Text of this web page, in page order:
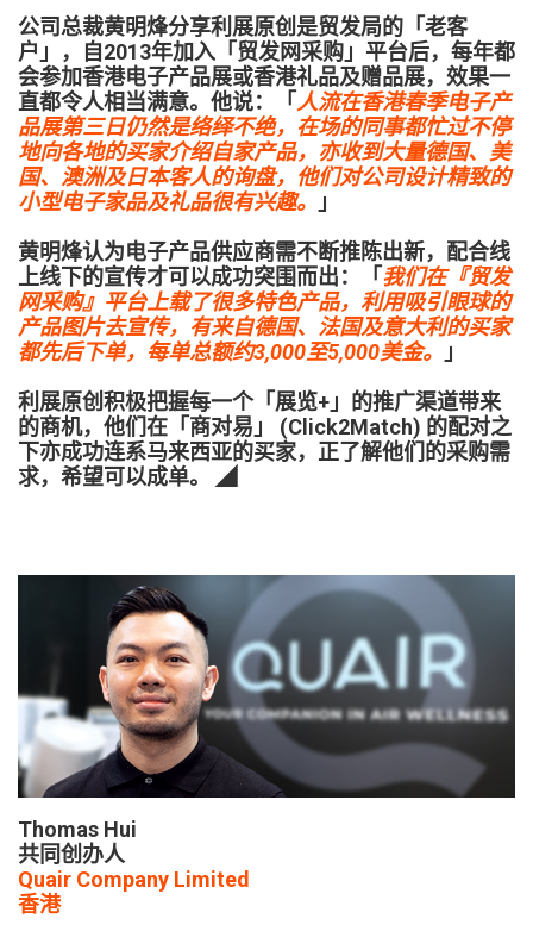
公司总裁黄明烽分享利展原创是贸发局的「老客
户」，自2013年加入「贸发网采购」平台后，每年都
会参加香港电子产品展或香港礼品及赠品展，效果一
直都令人相当满意。他说：「 人流在香港春季电子产
品展第三日仍然是络绎不绝，在场的同事都忙过不停
地向各地的买家介绍自家产品，亦收到大量德国、美
国、澳洲及日本客人的询盘，他们对公司设计精致的
小型电子家品及礼品很有兴趣。
」
黄明烽认为电子产品供应商需不断推陈出新，配合线
上线下的宣传才可以成功突围而出：「 我们在『贸发
网采购』平台上载了很多特色产品，利用吸引眼球的
产品图片去宣传，有来自德国、法国及意大利的买家
都先后下单，每单总额约3,000至5,000美金。
」
利展原创积极把握每一个「展览+」的推广渠道带来
的商机，他们在「商对易」 (Click2Match) 的配对之
下亦成功连系马来西亚的买家，正了解他们的采购需
求，希望可以成单。 ◢
Thomas Hui
共同创办人
Quair Company Limited
香港